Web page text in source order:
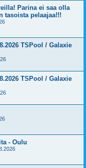
Parina ei saa olla
tasoista pelaajaa!!!
TSPool / Galaxie
TSPool / Galaxie
- Oulu